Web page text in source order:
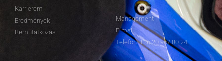
Karrierem
Eredmények
Bemutatkozás
Management
E-mail
Telefon: +36 20 967 80 24